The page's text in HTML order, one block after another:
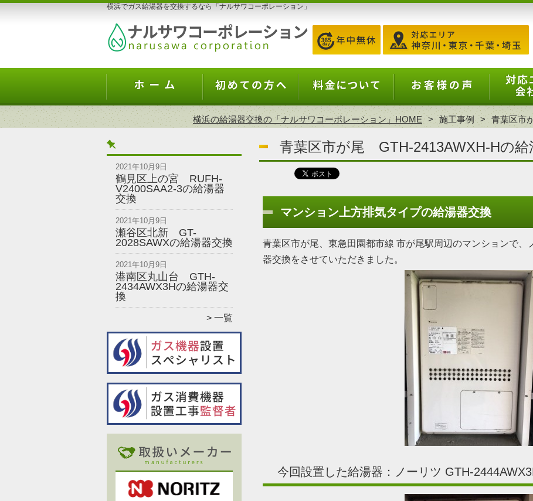
横浜でガス給湯器を交換するなら「ナルサワコーポレーション」
横浜の給湯器交換の「ナルサワコーポレーション」HOME 施工事例 青葉区市
2021年10月9日
鶴見区上の宮 RUFH-
V2400SAA2-3の給湯器
交換
2021年10月9日
瀬谷区北新 GT-
2028SAWXの給湯器交換
2021年10月9日
港南区丸山台 GTH-
2434AWX3Hの給湯器交
換
一覧
青葉区市が尾 GTH-2413AWXH-Hの給
マンション上方排気タイプの給湯器交換
青葉区市が尾、東急田園都市線 市が尾駅周辺のマンションで、
器交換をさせていただきました。
今回設置した給湯器：ノーリツ GTH-